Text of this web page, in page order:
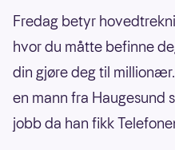
Fredag betyr
hvor du måtte befinne
din gjøre deg til
en mann fra Haugesund
jobb da han fikk